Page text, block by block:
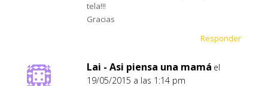
tela!!!
Gracias
Responder
Lai - Asi piensa una mamá el
19/05/2015 a las 1:14 pm